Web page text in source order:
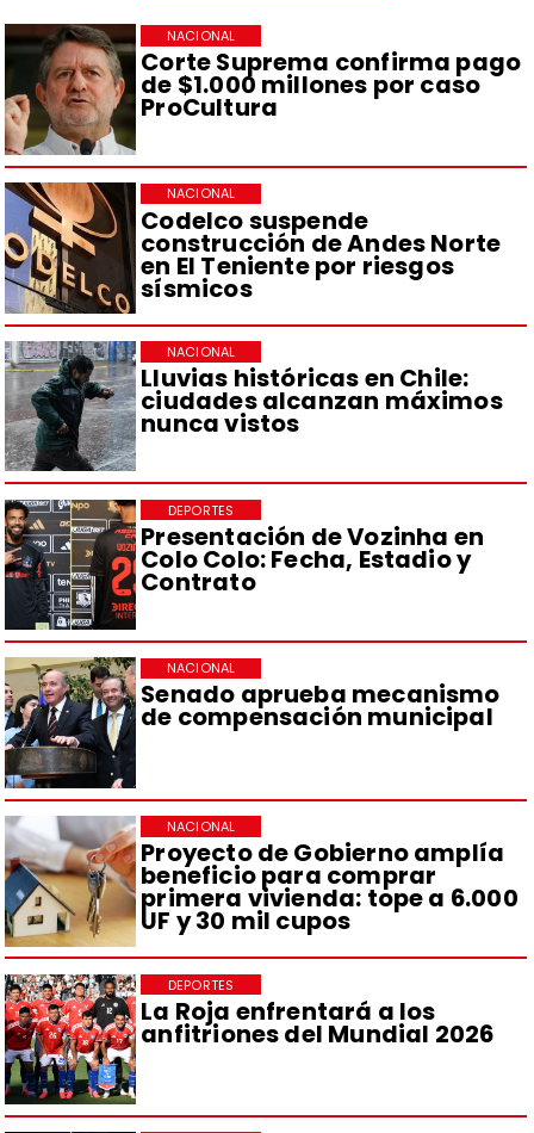
Corte Suprema confirma pago
de $1.000 millones por caso
ProCultura
NACIONAL
Codelco suspende
construcción de Andes Norte
en El Teniente por riesgos
sísmicos
NACIONAL
Lluvias históricas en Chile:
ciudades alcanzan máximos
nunca vistos
NACIONAL
Presentación de Vozinha en
Colo Colo: Fecha, Estadio y
Contrato
DEPORTES
Senado aprueba mecanismo
de compensación municipal
NACIONAL
Proyecto de Gobierno amplía
beneficio para comprar
primera vivienda: tope a 6.000
UF y 30 mil cupos
NACIONAL
La Roja enfrentará a los
anfitriones del Mundial 2026
DEPORTES